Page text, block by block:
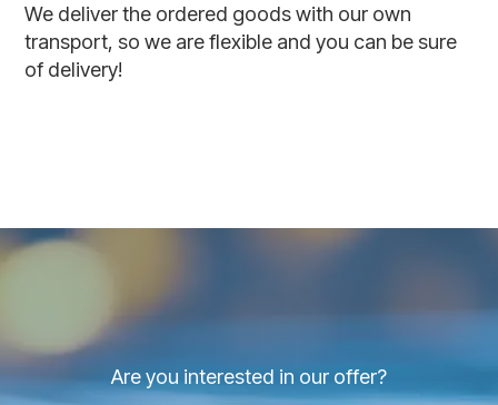
We deliver the ordered goods with our own
transport, so we are flexible and you can be sure
of delivery!
Are you interested in our offer?